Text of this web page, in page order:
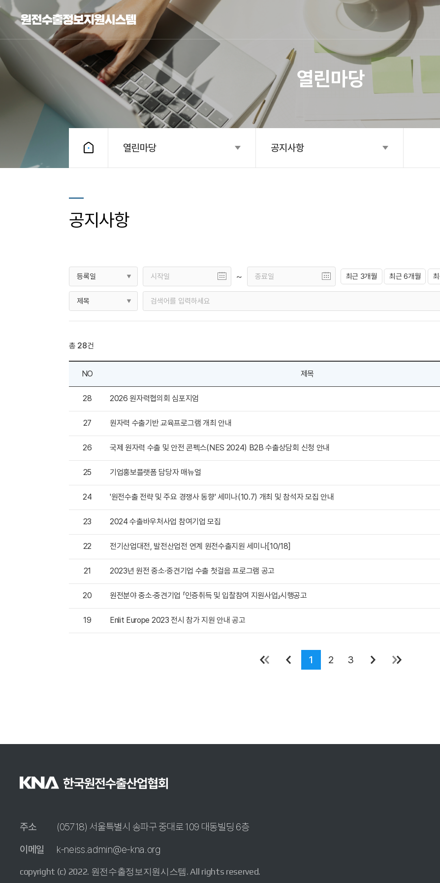
SITE MAP
열린마당
열린마당 공지사항
공지사항
~ 최근 3개월 최근 6개월
총 28건
NO 제목
28 2026 원자력협의회 심포지엄
27 원자력 수출기반 교육프로그램 개최 안내
26 국제 원자력 수출 및 안전 콘펙스(NES 2024) B2B 수출상담회 신청 안내
25 기업홍보플랫폼 담당자 매뉴얼
24 '원전수출 전략 및 주요 경쟁사 동향' 세미나(10.7) 개최 및 참석자 모집 안내
23 2024 수출바우처사업 참여기업 모집
22 전기산업대전, 발전산업전 연계 원전수출지원 세미나[10/18]
21 2023년 원전 중소·중견기업 수출 첫걸음 프로그램 공고
20 원전분야 중소·중견기업 「인증취득 및 입찰참여 지원사업」시행공고
19 Enlit Europe 2023 전시 참가 지원 안내 공고
1 2 3
주소
(05718) 서울특별시 송파구 중대로 109 대동빌딩 6층
이메일
k-neiss.admin@e-kna.org
copyright (c) 2022. 원전수출정보지원시스템. All rights reserved.